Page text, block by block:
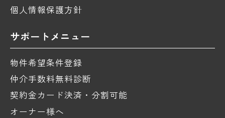
個人情報保護方針
サポートメニュー
物件希望条件登録
仲介手数料無料診断
契約金カード決済・分割可能
オーナー様へ